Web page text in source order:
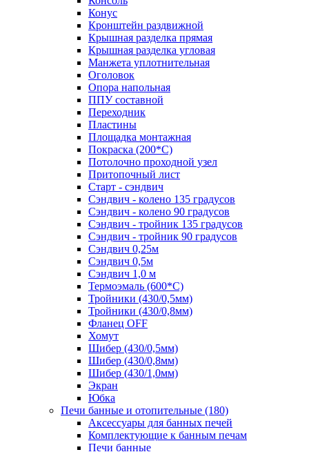
Конус
Кронштейн раздвижной
Крышная разделка прямая
Крышная разделка угловая
Манжета уплотнительная
Оголовок
Опора напольная
ППУ составной
Переходник
Пластины
Площадка монтажная
Покраска (200*С)
Потолочно проходной узел
Притопочный лист
Старт - сэндвич
Сэндвич - колено 135 градусов
Сэндвич - колено 90 градусов
Сэндвич - тройник 135 градусов
Сэндвич - тройник 90 градусов
Сэндвич 0,25м
Сэндвич 0,5м
Сэндвич 1,0 м
Термоэмаль (600*С)
Тройники (430/0,5мм)
Тройники (430/0,8мм)
Фланец OFF
Хомут
Шибер (430/0,5мм)
Шибер (430/0,8мм)
Шибер (430/1,0мм)
Экран
Юбка
Печи банные и отопительные (180)
Аксессуары для банных печей
Комплектующие к банным печам
Печи банные